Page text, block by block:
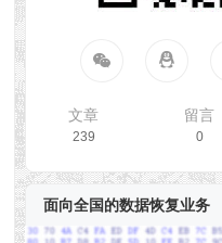
文章
239
留言
0
面向全国的数据恢复业务